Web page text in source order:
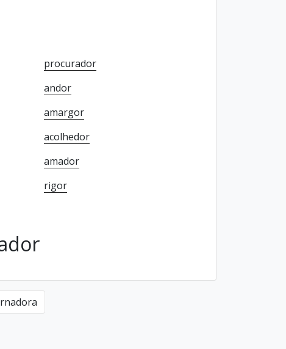
procurador
andor
amargor
acolhedor
amador
rigor